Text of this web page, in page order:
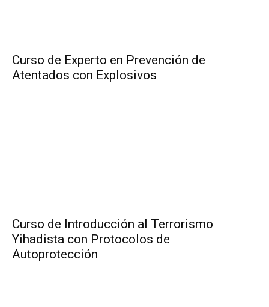
Curso de Experto en Prevención de
Atentados con Explosivos
Curso de Introducción al Terrorismo
Yihadista con Protocolos de
Autoprotección